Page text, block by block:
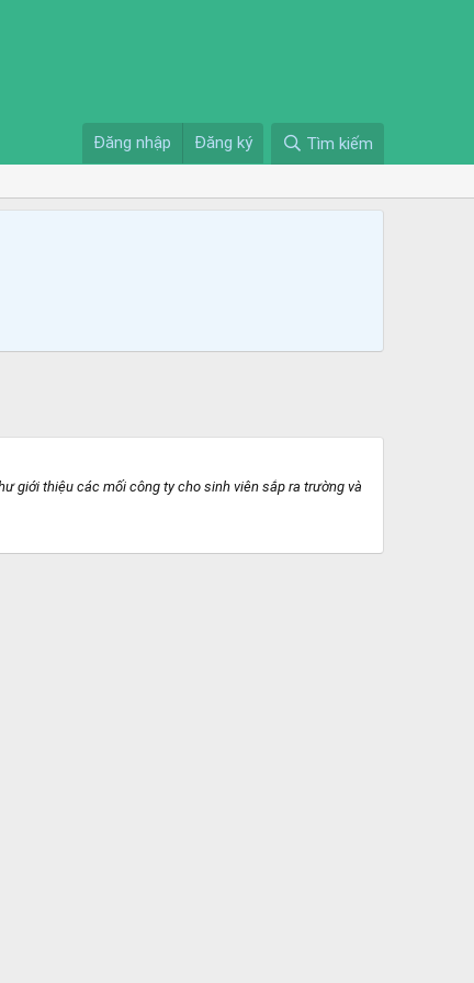
Đăng nhập Đăng ký Tìm kiếm
giới thiệu các mối công ty cho sinh viên sắp ra trường và